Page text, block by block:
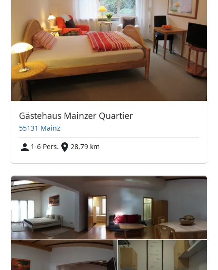
Gästehaus Mainzer Quartier
55131 Mainz
1-6 Pers.
28,79 km